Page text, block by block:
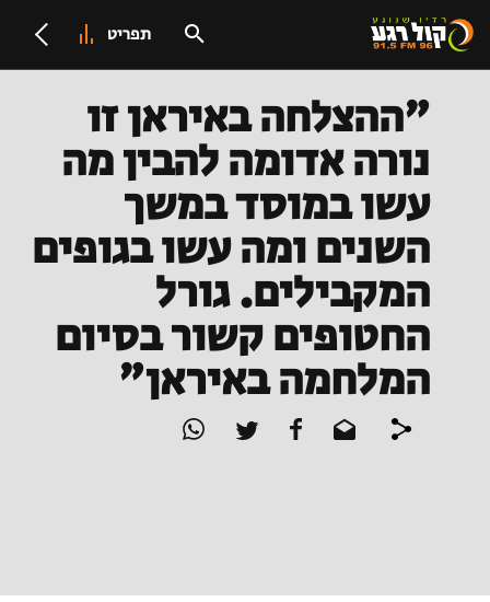
תפריט
"ההצלחה באיראן זו
נורה אדומה להבין מה
עשו במוסד במשך
השנים ומה עשו בגופים
המקבילים. גורל
החטופים קשור בסיום
המלחמה באיראן"